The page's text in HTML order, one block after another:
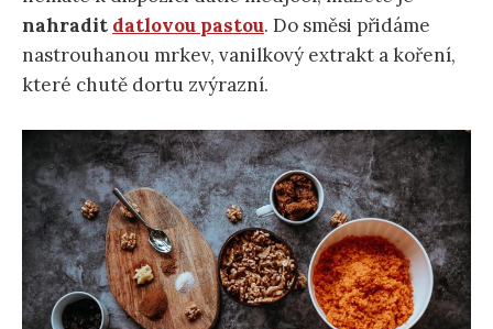
nahradit datlovou pastou. Do směsi přidáme
nastrouhanou mrkev, vanilkový extrakt a koření,
které chutě dortu zvýrazní.